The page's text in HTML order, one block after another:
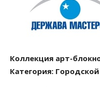
Коллекция арт-
Категория: